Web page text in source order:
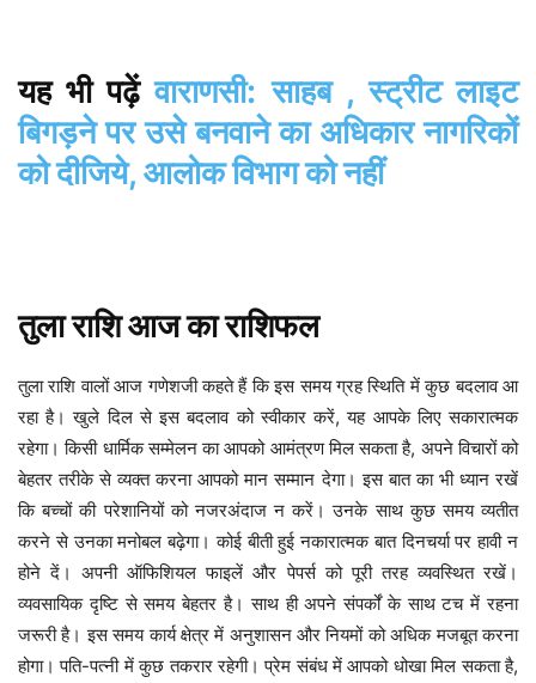
यह भी पढ़ेंवाराणसी: साहब , स्ट्रीट लाइट
बिगड़ने पर उसे बनवाने का अधिकार नागरिकों
को दीजिये, आलोक विभाग को नहीं
तुलाराशिआजकाराशिफल
तुला राशि वालों आज गणेशजी कहते हैं कि इस समय ग्रह स्थिति में कुछ बदलाव आ
रहा है। खुले दिल से इस बदलाव को स्वीकार करें, यह आपके लिए सकारात्मक
रहेगा। किसी धार्मिक सम्मेलन का आपको आमंत्रण मिल सकता है, अपने विचारों को
बेहतर तरीके से व्यक्त करना आपको मान सम्मान देगा। इस बात का भी ध्यान रखें
कि बच्चों की परेशानियों को नजरअंदाज न करें। उनके साथ कुछ समय व्यतीत
करने से उनका मनोबल बढ़ेगा। कोई बीती हुई नकारात्मक बात दिनचर्या पर हावी न
होने दें। अपनी ऑफिशियल फाइलें और पेपर्स को पूरी तरह व्यवस्थित रखें।
व्यवसायिक दृष्टि से समय बेहतर है। साथ ही अपने संपर्कों के साथ टच में रहना
जरूरी है। इस समय कार्य क्षेत्र में अनुशासन और नियमों को अधिक मजबूत करना
होगा। पति-पत्नी में कुछ तकरार रहेगी। प्रेम संबंध में आपको धोखा मिल सकता है,